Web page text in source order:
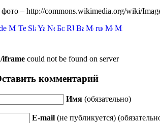
– http://commons.wikimedia.org/wiki/
комментарий
Имя(обязательно)
E-mail (не публикуется)